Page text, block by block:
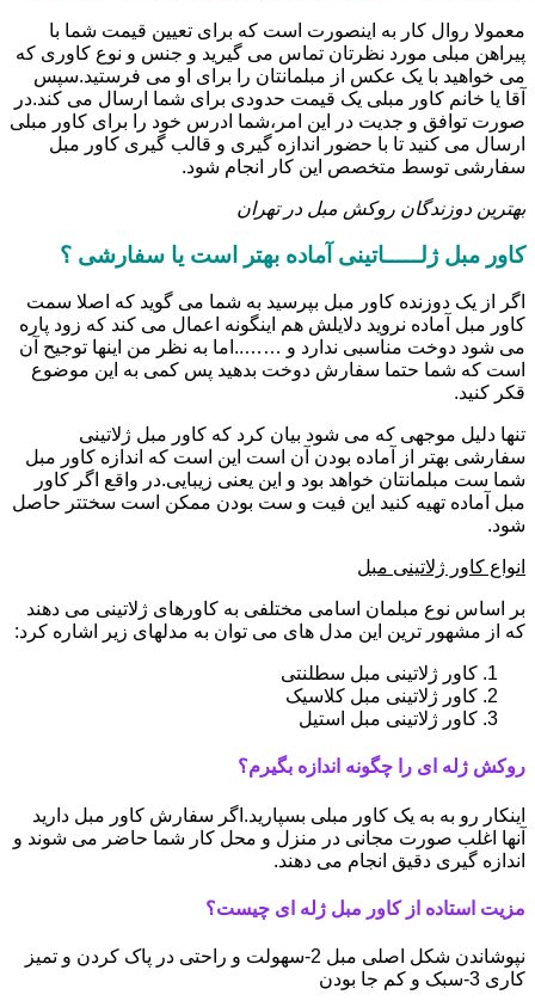
معمولا روال کار به اینصورت است که برای تعیین قیمت شما با
پیراهن مبلی مورد نظرتان تماس می گیرید و جنس و نوع کاوری که
می خواهید با یک عکس از مبلمانتان را برای او می فرستید.سپس
آقا یا خانم کاور مبلی یک قیمت حدودی برای شما ارسال می کند.در
صورت توافق و جدیت در این امر،شما ادرس خود را برای کاور مبلی
ارسال می کنید تا با حضور اندازه گیری و قالب گیری کاور مبل
سفارشی توسط متخصص این کار انجام شود.
بهترین دوزندگان روکش مبل در تهران
کاور مبل ژلـــــاتینی آماده بهتر است یا سفارشی ؟
اگر از یک دوزنده کاور مبل بپرسید به شما می گوید که اصلا سمت
کاور مبل آماده نروید دلایلش هم اینگونه اعمال می کند که زود پاره
می شود دوخت مناسبی ندارد و ……..اما به نظر من اینها توجیح آن
است که شما حتما سفارش دوخت بدهید پس کمی به این موضوع
قکر کنید.
تنها دلیل موجهی که می شود بیان کرد که کاور مبل ژلاتینی
سفارشی بهتر از آماده بودن آن است این است که اندازه کاور مبل
شما ست مبلمانتان خواهد بود و این یعنی زیبایی.در واقع اگر کاور
مبل آماده تهیه کنید این فیت و ست بودن ممکن است سختتر حاصل
شود.
انواع کاور ژلاتینی مبل
بر اساس نوع مبلمان اسامی مختلفی به کاورهای ژلاتینی می دهند
که از مشهور ترین این مدل های می توان به مدلهای زیر اشاره کرد:
کاور ژلاتینی مبل سطلنتی
کاور ژلاتینی مبل کلاسیک
کاور ژلاتینی مبل استیل
روکش ژله ای را چگونه اندازه بگیرم؟
اینکار رو به به یک کاور مبلی بسپارید.اگر سفارش کاور مبل دارید
آنها اغلب صورت مجانی در منزل و محل کار شما حاضر می شوند و
اندازه گیری دقیق انجام می دهند.
مزیت استاده از کاور مبل ژله ای چیست؟
نپوشاندن شکل اصلی مبل 2-سهولت و راحتی در پاک کردن و تمیز
کاری 3-سبک و کم جا بودن